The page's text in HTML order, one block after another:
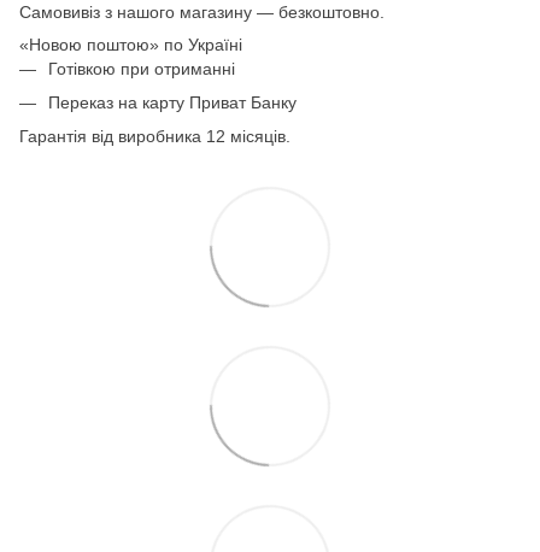
Самовивіз з нашого магазину — безкоштовно.
«Новою поштою» по Україні
Готівкою при отриманні
Переказ на карту Приват Банку
Гарантія від виробника 12 місяців.